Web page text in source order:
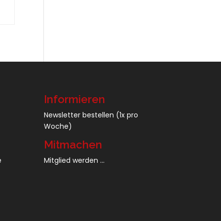
Informieren
Newsletter bestellen (1x pro
Woche)
Mitmachen
Mitglied werden ...